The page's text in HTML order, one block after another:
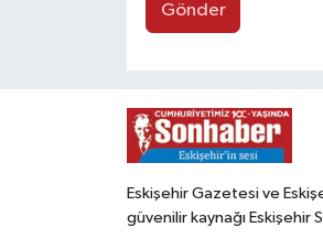
Gönder
Eskişehir Gazetesi ve
güvenilir kaynağı Eskişehir